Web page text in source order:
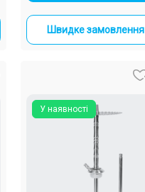
Швидке замовлення
У наявності